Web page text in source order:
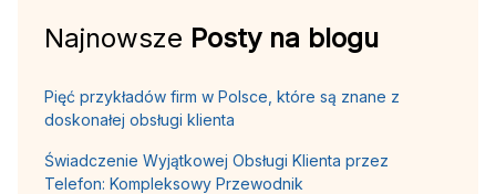
Najnowsze Posty na blogu
Pięć przykładów firm w Polsce, które są znane z
doskonałej obsługi klienta
Świadczenie Wyjątkowej Obsługi Klienta przez
Telefon: Kompleksowy Przewodnik